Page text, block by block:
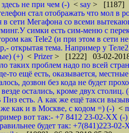
не при чем (-) < say > [1187]
стал отображать что мол в
в сети Мегафона со всеми
симки есть сим-меню с
как Tele2 (и при этом в сети
открытая тема. Например у
(+) < Prizer> [1222] 03-02-
таких проблем надо по всей
то ещё есть, оказывается,
дозвон без кода не будет
остались, кроме двух
есть. А как же ещё такси
как и в Москве, с кодом =) (-) <
вот так:- +7 8412 23-02-ХХ (-
будет так: +7(841)223-